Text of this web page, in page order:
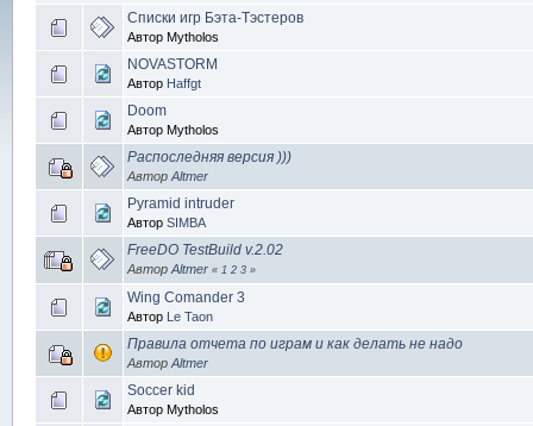
Списки игр Бэта-Тэстеров
Автор Mytholos
NOVASTORM
Автор Haffgt
Doom
Автор Mytholos
Распоследняя версия )))
Автор Altmer
Pyramid intruder
Автор SIMBA
FreeDO TestBuild v.2.02
Автор Altmer « 1 2 3»
Wing Comander 3
Автор Le Taon
Правила отчета по играм и как делать не надо
Автор Altmer
Soccer kid
Автор Mytholos